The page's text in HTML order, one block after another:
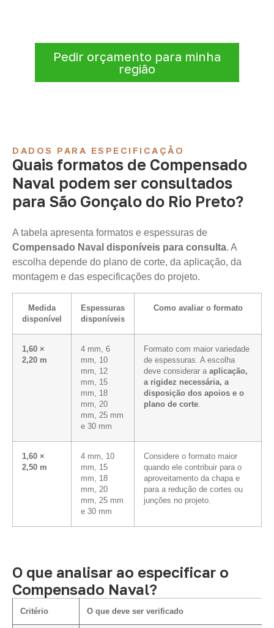
Pedir orçamento para minha
região
DADOS PARA ESPECIFICAÇÃO
Quais formatos de Compensado
Naval podem ser consultados
para São Gonçalo do Rio Preto?
A tabela apresenta formatos e espessuras de
Compensado Naval disponíveis para consulta. A
escolha depende do plano de corte, da aplicação, da
montagem e das especificações do projeto.
Medida
disponível
Espessuras
disponíveis
Como avaliar o formato
1,60 ×
2,20 m
4 mm, 6
mm, 10
mm, 12
mm, 15
mm, 18
mm, 20
mm, 25 mm
e 30 mm
Formato com maior variedade
de espessuras. A escolha
deve considerar a aplicação,
a rigidez necessária, a
disposição dos apoios e o
plano de corte.
1,60 ×
2,50 m
4 mm, 10
mm, 15
mm, 18
mm, 20
mm, 25 mm
e 30 mm
Considere o formato maior
quando ele contribuir para o
aproveitamento da chapa e
para a redução de cortes ou
junções no projeto.
O que analisar ao especificar o
Compensado Naval?
Critério O que deve ser verificado